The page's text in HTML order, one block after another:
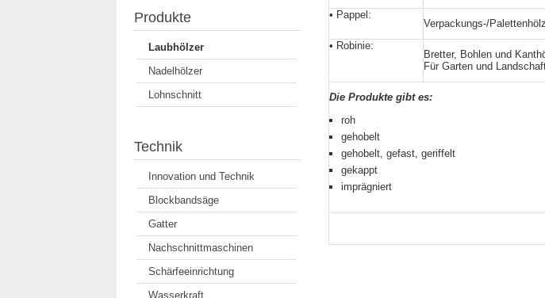
Produkte
Laubhölzer
Nadelhölzer
Lohnschnitt
Technik
Innovation und Technik
Blockbandsäge
Gatter
Nachschnittmaschinen
Schärfeeinrichtung
Wasserkraft
• Pappel:
Verpackungs-/
• Robinie:
Bretter, Bohlen und
Für Garten und
Die Produkte gibt es:
roh
gehobelt
gehobelt, gefast, geriffelt
gekappt
imprägniert